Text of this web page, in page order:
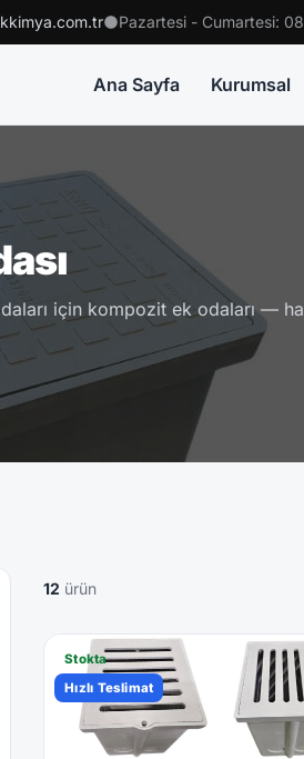
Pazartesi - Cumartesi:
Ana Sayfa Kurumsal
için kompozit ek odaları —
12 ürün
Stokta
Hızlı Teslimat